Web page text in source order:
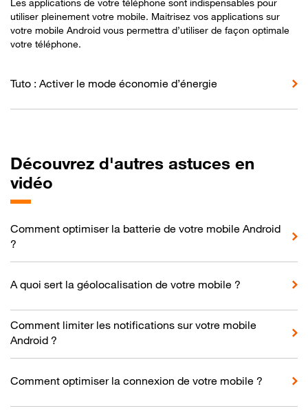
Les applications de votre téléphone sont indispensables pour
utiliser pleinement votre mobile. Maitrisez vos applications sur
votre mobile Android vous permettra d’utiliser de façon optimale
votre téléphone.
Tuto : Activer le mode économie d’énergie
Découvrez d'autres astuces en
vidéo
Comment optimiser la batterie de votre mobile Android
?
A quoi sert la géolocalisation de votre mobile ?
Comment limiter les notifications sur votre mobile
Android ?
Comment optimiser la connexion de votre mobile ?